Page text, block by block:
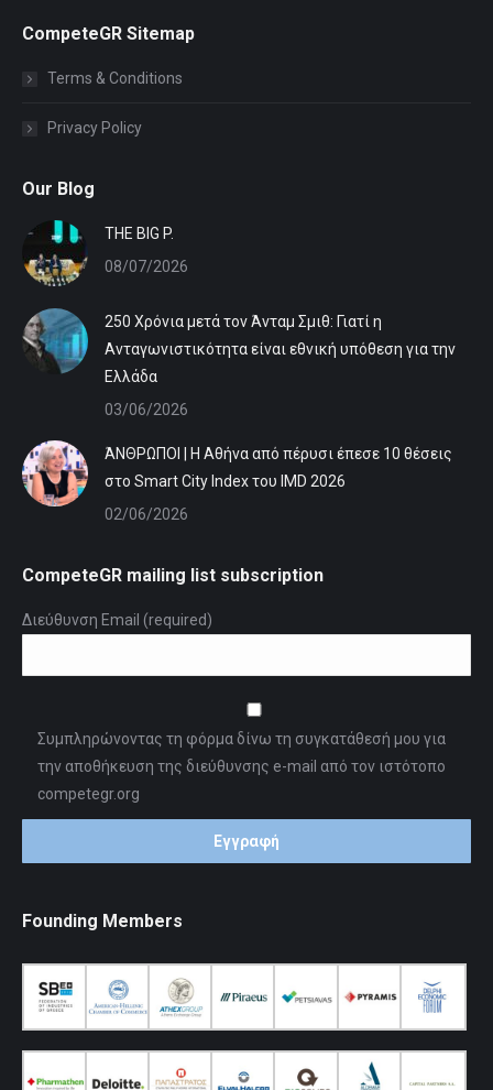
CompeteGR Sitemap
Terms & Conditions
Privacy Policy
Our Blog
ΤHE BIG P.
08/07/2026
250 Χρόνια μετά τον Άνταμ Σμιθ: Γιατί η
Ανταγωνιστικότητα είναι εθνική υπόθεση για την
Ελλάδα
03/06/2026
ΆΝΘΡΩΠΟΙ | Η Αθήνα από πέρυσι έπεσε 10 θέσεις
στο Smart City Index του IMD 2026
02/06/2026
CompeteGR mailing list subscription
Διεύθυνση Email (required)
Συμπληρώνοντας τη φόρμα δίνω τη συγκατάθεσή μου για
την αποθήκευση της διεύθυνσης e-mail από τον ιστότοπο
competegr.org
Founding Members